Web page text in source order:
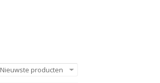
Nieuwste producten